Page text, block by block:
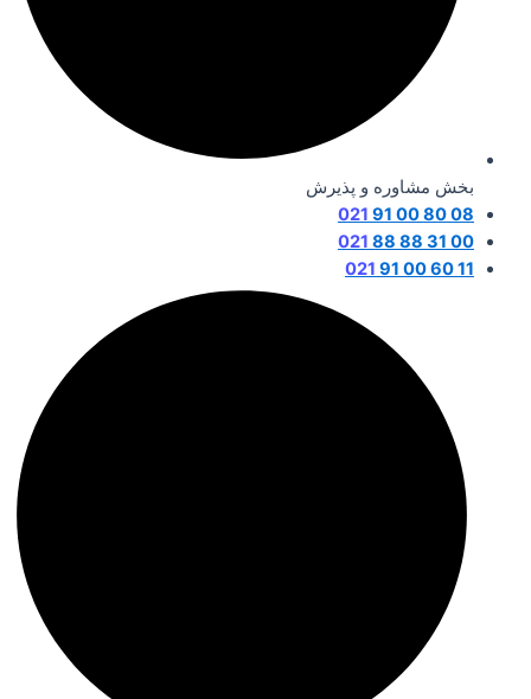
بخش مشاوره و پذیرش
08 80 00 91
021
00 31 88 88
021
11 60 00 91
021